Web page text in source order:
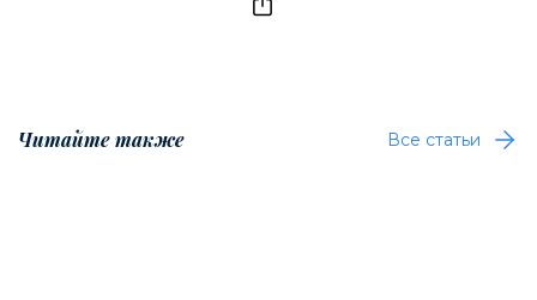
Читайте также Все статьи